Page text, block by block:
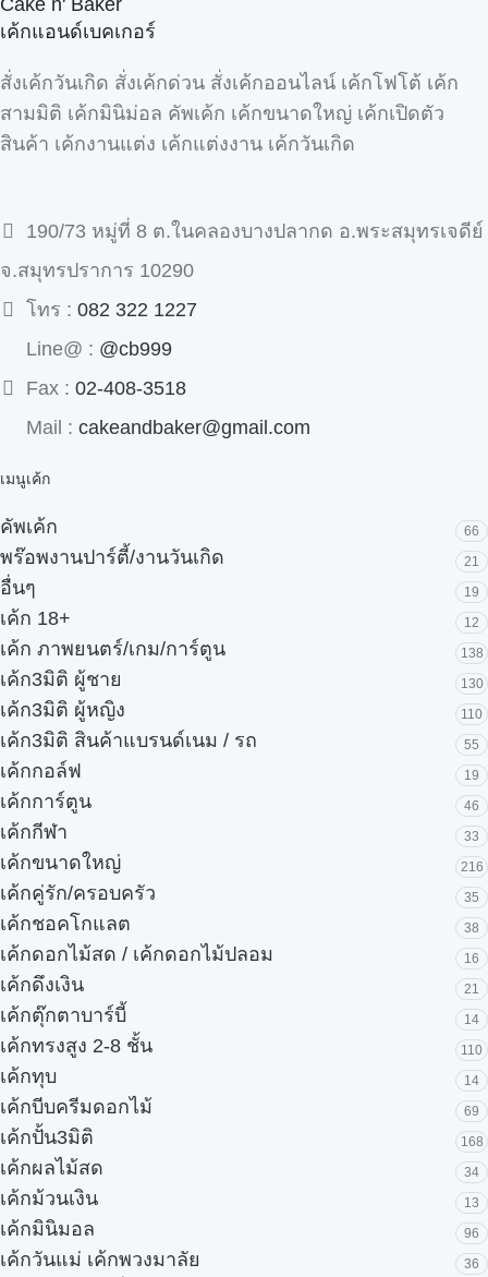
เค้กแอนด์เบคเกอร์
สั่งเค้กวันเกิด สั่งเค้กด่วน สั่งเค้กออนไลน์ เค้กโฟโต้ เค้ก
สามมิติ เค้กมินิม่อล คัพเค้ก เค้กขนาดใหญ่ เค้กเปิดตัว
สินค้า เค้กงานแต่ง เค้กแต่งงาน เค้กวันเกิด
190/73 หมู่ที่ 8 ต.ในคลองบางปลากด อ.พระสมุทรเจดีย์
จ.สมุทรปราการ 10290
โทร : 082 322 1227
Line@ : @cb999
Fax : 02-408-3518
Mail : cakeandbaker@gmail.com
เมนูเค้ก
คัพเค้ก 66
พร๊อพงานปาร์ตี้/งานวันเกิด 21
อื่นๆ 19
เค้ก 18+ 12
เค้ก ภาพยนตร์/เกม/การ์ตูน 138
เค้ก3มิติ ผู้ชาย 130
เค้ก3มิติ ผู้หญิง 110
เค้ก3มิติ สินค้าแบรนด์เนม / รถ 55
เค้กกอล์ฟ 19
เค้กการ์ตูน 46
เค้กกีฬา 33
เค้กขนาดใหญ่ 216
เค้กคู่รัก/ครอบครัว 35
เค้กชอคโกแลต 38
เค้กดอกไม้สด / เค้กดอกไม้ปลอม 16
เค้กดึงเงิน 21
เค้กตุ๊กตาบาร์บี้ 14
เค้กทรงสูง 2-8 ชั้น 110
เค้กทุบ 14
เค้กบีบครีมดอกไม้ 69
เค้กปั้น3มิติ 168
เค้กผลไม้สด 34
เค้กม้วนเงิน 13
เค้กมินิมอล 96
เค้กวันแม่ เค้กพวงมาลัย 36